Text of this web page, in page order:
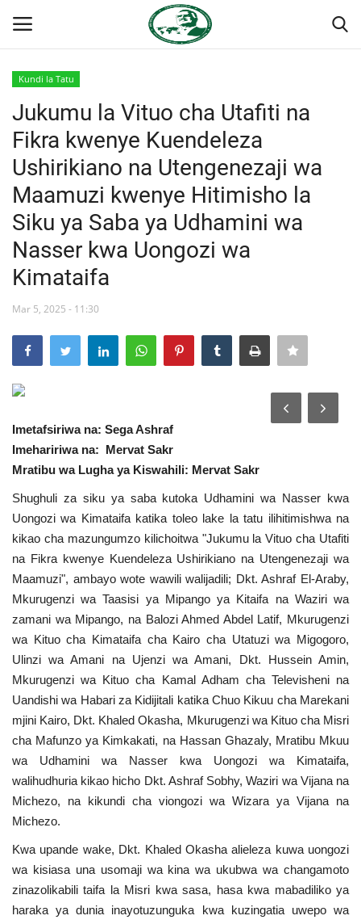
Nyumba
Jukwaa la Nasser la Kimataifa
Wasiliana
Onyesho la Majaribio
Misri
Timu yetu
Urithi wa Nasser
Habari
Harakati ya Nasser kwa Vijana
Kanuni na Masharti ya Udhamini wa
Nasser
Udhamini wa Nasser
Nyaraka na Marejeleo
Waanzilishi
Raia wa ulimwengu mzima
Nyaraka
Nafasi
Washiriki
Video
Maonyesho
Kundi la Tatu
Jukumu la Vituo cha Utafiti na
Fikra kwenye Kuendeleza
Ushirikiano na Utengenezaji wa
Maamuzi kwenye Hitimisho la
Siku ya Saba ya Udhamini wa
Nasser kwa Uongozi wa
Kimataifa
Mar 5, 2025 - 11:30
Imetafsiriwa na: Sega Ashraf
Imehaririwa na: Mervat Sakr
Mratibu wa Lugha ya Kiswahili: Mervat Sakr
Shughuli za siku ya saba kutoka Udhamini wa Nasser kwa
Uongozi wa Kimataifa katika toleo lake la tatu ilihitimishwa na
kikao cha mazungumzo kilichoitwa "Jukumu la Vituo cha Utafiti
na Fikra kwenye Kuendeleza Ushirikiano na Utengenezaji wa
Maamuzi", ambayo wote wawili walijadili; Dkt. Ashraf El-Araby,
Mkurugenzi wa Taasisi ya Mipango ya Kitaifa na Waziri wa
zamani wa Mipango, na Balozi Ahmed Abdel Latif, Mkurugenzi
wa Kituo cha Kimataifa cha Kairo cha Utatuzi wa Migogoro,
Ulinzi wa Amani na Ujenzi wa Amani, Dkt. Hussein Amin,
Mkurugenzi wa Kituo cha Kamal Adham cha Televisheni na
Uandishi wa Habari za Kidijitali katika Chuo Kikuu cha Marekani
mjini Kairo, Dkt. Khaled Okasha, Mkurugenzi wa Kituo cha Misri
cha Mafunzo ya Kimkakati, na Hassan Ghazaly, Mratibu Mkuu
wa Udhamini wa Nasser kwa Uongozi wa Kimataifa,
walihudhuria kikao hicho Dkt. Ashraf Sobhy, Waziri wa Vijana na
Michezo, na kikundi cha viongozi wa Wizara ya Vijana na
Michezo.
Kwa upande wake, Dkt. Khaled Okasha alieleza kuwa uongozi
wa kisiasa una usomaji wa kina wa ukubwa wa changamoto
zinazolikabili taifa la Misri kwa sasa, hasa kwa mabadiliko ya
haraka ya dunia inayotuzunguka kwa kuzingatia uwepo wa